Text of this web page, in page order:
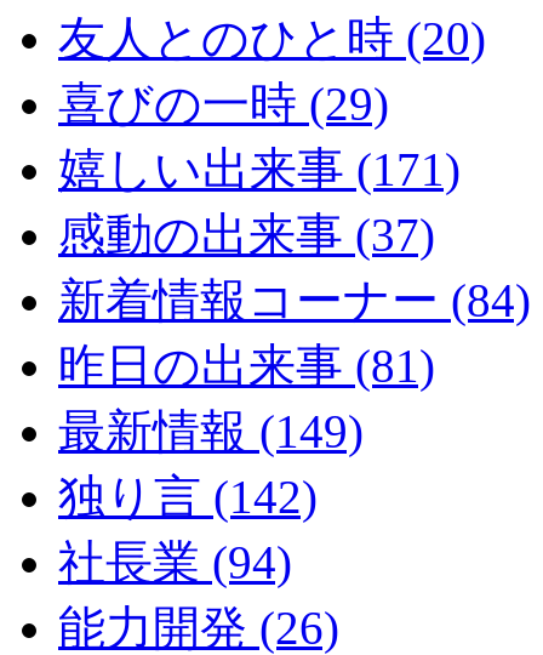
友人とのひと時 (20)
喜びの一時 (29)
嬉しい出来事 (171)
感動の出来事 (37)
新着情報コーナー (84)
昨日の出来事 (81)
最新情報 (149)
独り言 (142)
社長業 (94)
能力開発 (26)